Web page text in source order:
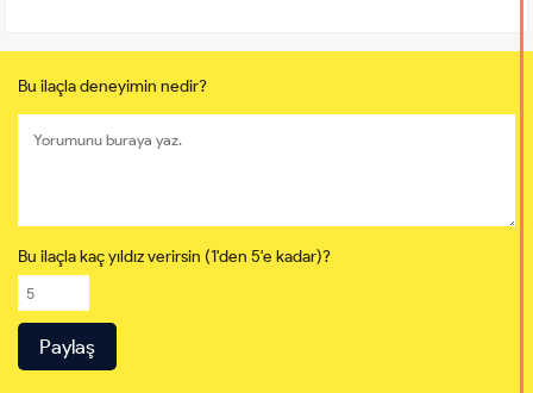
Bu ilaçla deneyimin nedir?
Bu ilaçla kaç yıldız verirsin (1'den 5'e kadar)?